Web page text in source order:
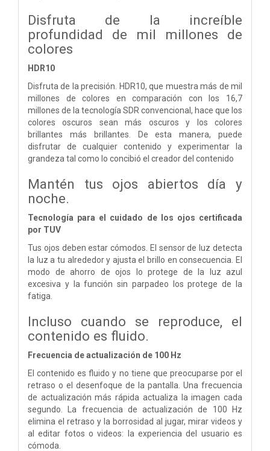
Disfruta de la increíble
profundidad de mil millones de
colores
HDR10
Disfruta de la precisión. HDR10, que muestra más de mil
millones de colores en comparación con los 16,7
millones de la tecnología SDR convencional, hace que los
colores oscuros sean más oscuros y los colores
brillantes más brillantes. De esta manera, puede
disfrutar de cualquier contenido y experimentar la
grandeza tal como lo concibió el creador del contenido
Mantén tus ojos abiertos día y
noche.
Tecnología para el cuidado de los ojos certificada
por TUV
Tus ojos deben estar cómodos. El sensor de luz detecta
la luz a tu alrededor y ajusta el brillo en consecuencia. El
modo de ahorro de ojos lo protege de la luz azul
excesiva y la función sin parpadeo los protege de la
fatiga.
Incluso cuando se reproduce, el
contenido es fluido.
Frecuencia de actualización de 100 Hz
El contenido es fluido y no tiene que preocuparse por el
retraso o el desenfoque de la pantalla. Una frecuencia
de actualización más rápida actualiza la imagen cada
segundo. La frecuencia de actualización de 100 Hz
elimina el retraso y la borrosidad al jugar, mirar videos y
al editar fotos o videos: la experiencia del usuario es
cómoda.